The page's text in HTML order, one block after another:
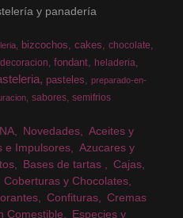
y panadería
bizcochos cakes chocolate
decoracion fondant
heladeria
pasteles
preparado-en-
sabores semifrios
Novedades
Aceites y
e Impulsores
Azucares y
Bases de tartas
Cajas
Coberturas y Chocolates
Confituras
Cremas
Comestible
Especies y